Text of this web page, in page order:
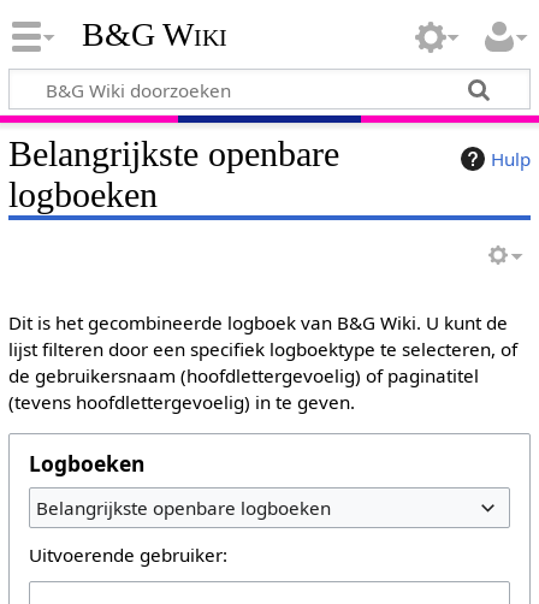
B&G Wiki
Hulp
Belangrijkste openbare
logboeken
Dit is het gecombineerde logboek van B&G Wiki. U kunt de
lijst filteren door een specifiek logboektype te selecteren, of
de gebruikersnaam (hoofdlettergevoelig) of paginatitel
(tevens hoofdlettergevoelig) in te geven.
Logboeken
Belangrijkste openbare logboeken
Uitvoerende gebruiker: